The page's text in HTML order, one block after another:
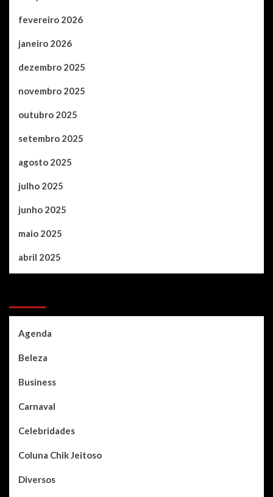
fevereiro 2026
janeiro 2026
dezembro 2025
novembro 2025
outubro 2025
setembro 2025
agosto 2025
julho 2025
junho 2025
maio 2025
abril 2025
Agenda
Beleza
Business
Carnaval
Celebridades
Coluna Chik Jeitoso
Diversos